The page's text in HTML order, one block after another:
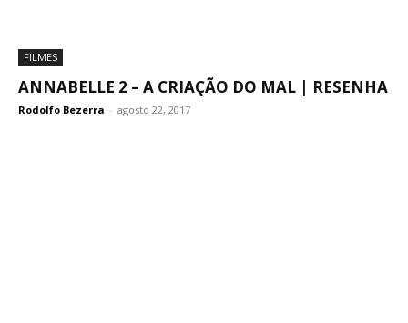
FILMES
ANNABELLE 2 – A CRIAÇÃO DO MAL | RESENHA
Rodolfo Bezerra - agosto 22, 2017